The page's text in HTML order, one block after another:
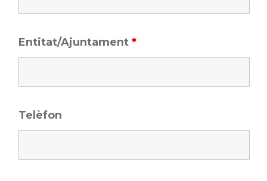
Entitat/Ajuntament *
Telèfon